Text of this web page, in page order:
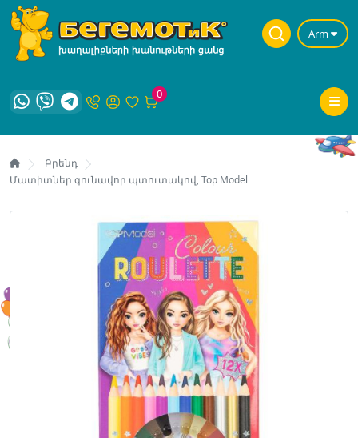
Arm
0
Բրենդ
Մատիտներ գունավոր պտուտակով, Top Model